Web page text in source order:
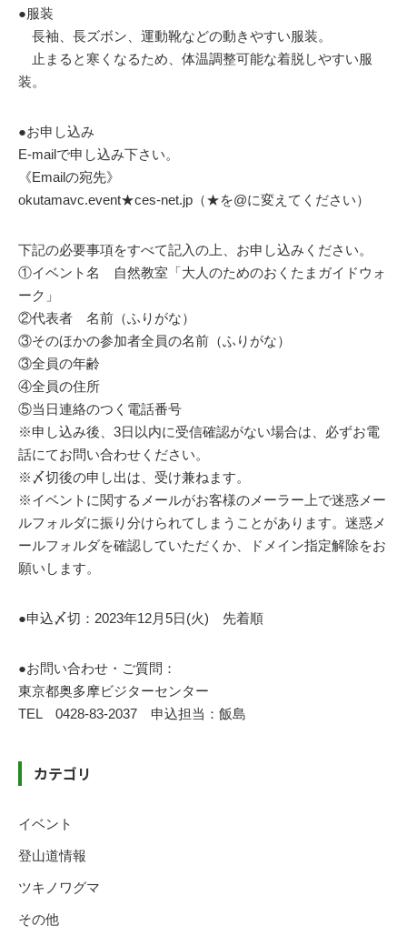
●服装
長袖、長ズボン、運動靴などの動きやすい服装。
止まると寒くなるため、体温調整可能な着脱しやすい服
装。
●お申し込み
E-mailで申し込み下さい。
《Emailの宛先》
okutamavc.event★ces-net.jp（★を@に変えてください）
下記の必要事項をすべて記入の上、お申し込みください。
①イベント名 自然教室「大人のためのおくたまガイドウォ
ーク」
②代表者 名前（ふりがな）
③そのほかの参加者全員の名前（ふりがな）
③全員の年齢
④全員の住所
⑤当日連絡のつく電話番号
※申し込み後、3日以内に受信確認がない場合は、必ずお電
話にてお問い合わせください。
※〆切後の申し出は、受け兼ねます。
※イベントに関するメールがお客様のメーラー上で迷惑メー
ルフォルダに振り分けられてしまうことがあります。迷惑メ
ールフォルダを確認していただくか、ドメイン指定解除をお
願いします。
●申込〆切：2023年12月5日(火) 先着順
●お問い合わせ・ご質問：
東京都奥多摩ビジターセンター
TEL 0428-83-2037 申込担当：飯島
カテゴリ
イベント
登山道情報
ツキノワグマ
その他